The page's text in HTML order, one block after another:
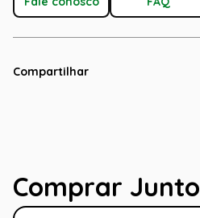
Compartilhar
Comprar Junto